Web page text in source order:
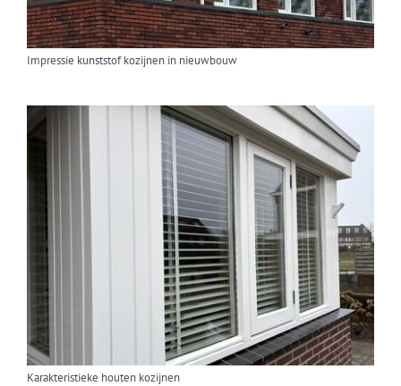
Impressie kunststof kozijnen in nieuwbouw
Karakteristieke houten kozijnen